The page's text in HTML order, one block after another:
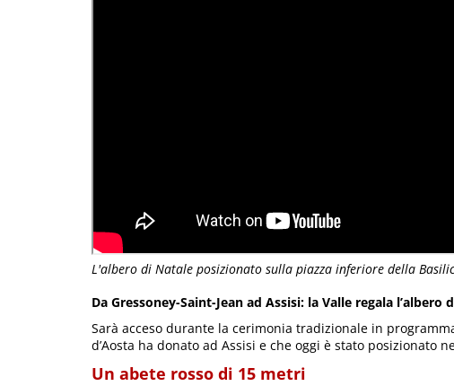
L'albero di Natale posizionato sulla piazza inferiore della
Da Gressoney-Saint-Jean ad Assisi: la Valle regala l’albero
Sarà acceso durante la cerimonia tradizionale in
d’Aosta ha donato ad Assisi e che oggi è stato posizionato
Un abete rosso di 15 metri